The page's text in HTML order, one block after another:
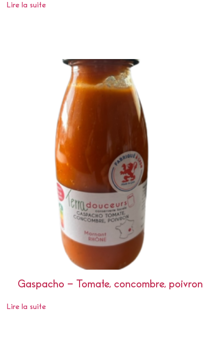
Lire la suite
Gaspacho – Tomate, concombre, poivron
Lire la suite